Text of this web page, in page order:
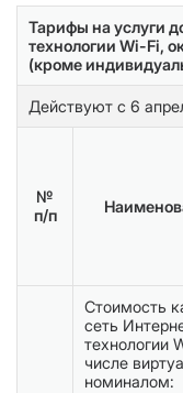
Тарифы на услуги
технологии Wi-Fi,
(кроме
Действуют с 6
№
п/п
Стоимость
сеть
технологии
числе
номиналом: